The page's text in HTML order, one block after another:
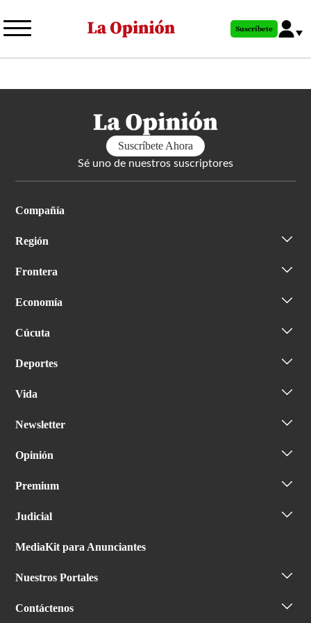
al
principal
Suscríbete
Suscríbete Ahora
Sé uno de nuestros suscriptores
Compañía
Región
Frontera
Economía
Cúcuta
Deportes
Vida
Newsletter
Opinión
Premium
Judicial
MediaKit para Anunciantes
Nuestros Portales
Contáctenos